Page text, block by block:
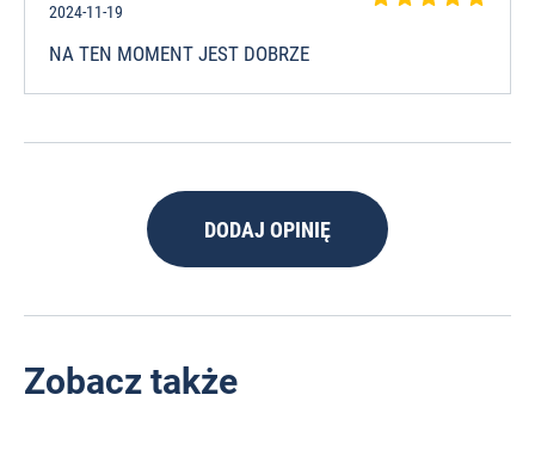
2024-11-19
NA TEN MOMENT JEST DOBRZE
DODAJ OPINIĘ
Zobacz także